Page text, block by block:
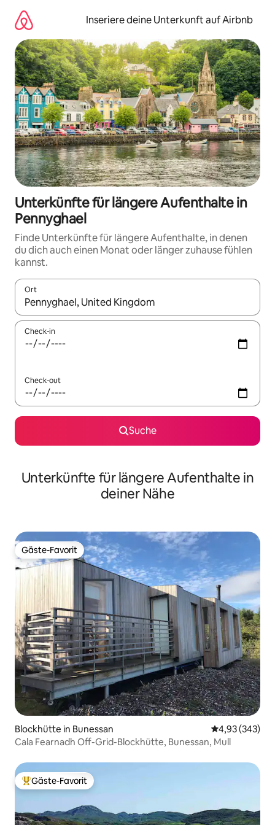
Inhalten
springen
Inseriere deine Unterkunft auf Airbnb
Unterkünfte für längere Aufenthalte in
Pennyghael
Finde Unterkünfte für längere Aufenthalte, in denen
du dich auch einen Monat oder länger zuhause fühlen
kannst.
Ort
Wenn Ergebnisse verfügbar sind, navigiere mit den
Check-in
Check-out
Suche
Unterkünfte für längere Aufenthalte in
deiner Nähe
Gäste-Favorit
Gäste-Favorit
Blockhütte in Bunessan
4,93 (343)
Cala Fearnadh Off-Grid-Blockhütte, Bunessan, Mull
Beliebter Gäste-Favorit.
Gäste-Favorit